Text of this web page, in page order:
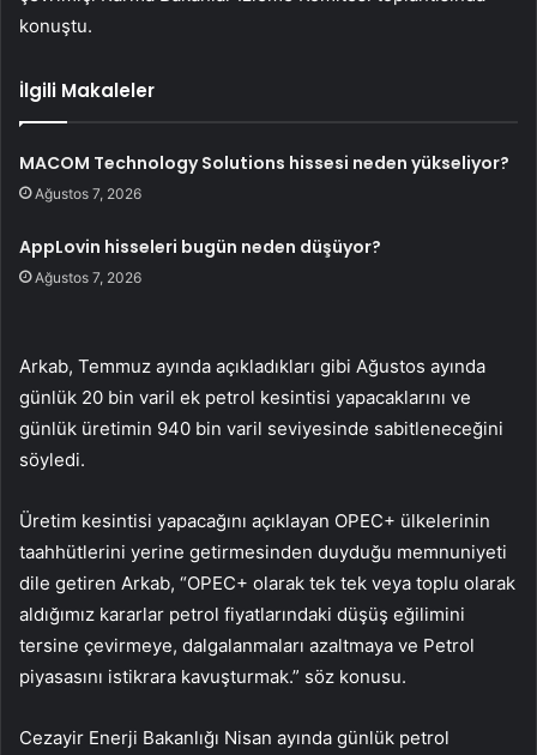
konuştu.
İlgili Makaleler
MACOM Technology Solutions hissesi neden yükseliyor?
Ağustos 7, 2026
AppLovin hisseleri bugün neden düşüyor?
Ağustos 7, 2026
Arkab, Temmuz ayında açıkladıkları gibi Ağustos ayında
günlük 20 bin varil ek petrol kesintisi yapacaklarını ve
günlük üretimin 940 bin varil seviyesinde sabitleneceğini
söyledi.
Üretim kesintisi yapacağını açıklayan OPEC+ ülkelerinin
taahhütlerini yerine getirmesinden duyduğu memnuniyeti
dile getiren Arkab, “OPEC+ olarak tek tek veya toplu olarak
aldığımız kararlar petrol fiyatlarındaki düşüş eğilimini
tersine çevirmeye, dalgalanmaları azaltmaya ve Petrol
piyasasını istikrara kavuşturmak.” söz konusu.
Cezayir Enerji Bakanlığı Nisan ayında günlük petrol